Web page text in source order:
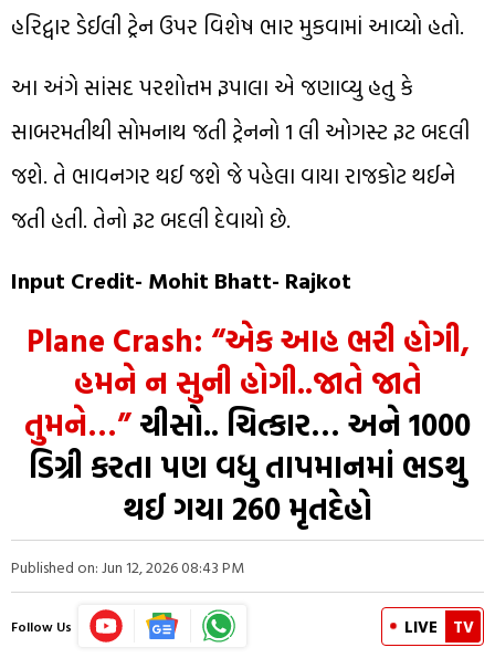
હરિદ્વાર ડેઈલી ટ્રેન ઉપર વિશેષ ભાર મુકવામાં આવ્યો હતો.
આ અંગે સાંસદ પરશોત્તમ રૂપાલા એ જણાવ્યુ હતુ કે
સાબરમતીથી સોમનાથ જતી ટ્રેનનો 1 લી ઓગસ્ટ રૂટ બદલી
જશે. તે ભાવનગર થઈ જશે જે પહેલા વાયા રાજકોટ થઈને
જતી હતી. તેનો રૂટ બદલી દેવાયો છે.
Input Credit- Mohit Bhatt- Rajkot
Plane Crash: “એક આહ ભરી હોગી,
હમને ન સુની હોગી..જાતે જાતે
તુમને…”ચીસો.. ચિત્કાર… અને 1000
ડિગ્રી કરતા પણ વધુ તાપમાનમાં ભડથુ
થઈ ગયા 260 મૃતદેહો
Published on: Jun 12, 2026 08:43 PM
Follow Us LIVE TV